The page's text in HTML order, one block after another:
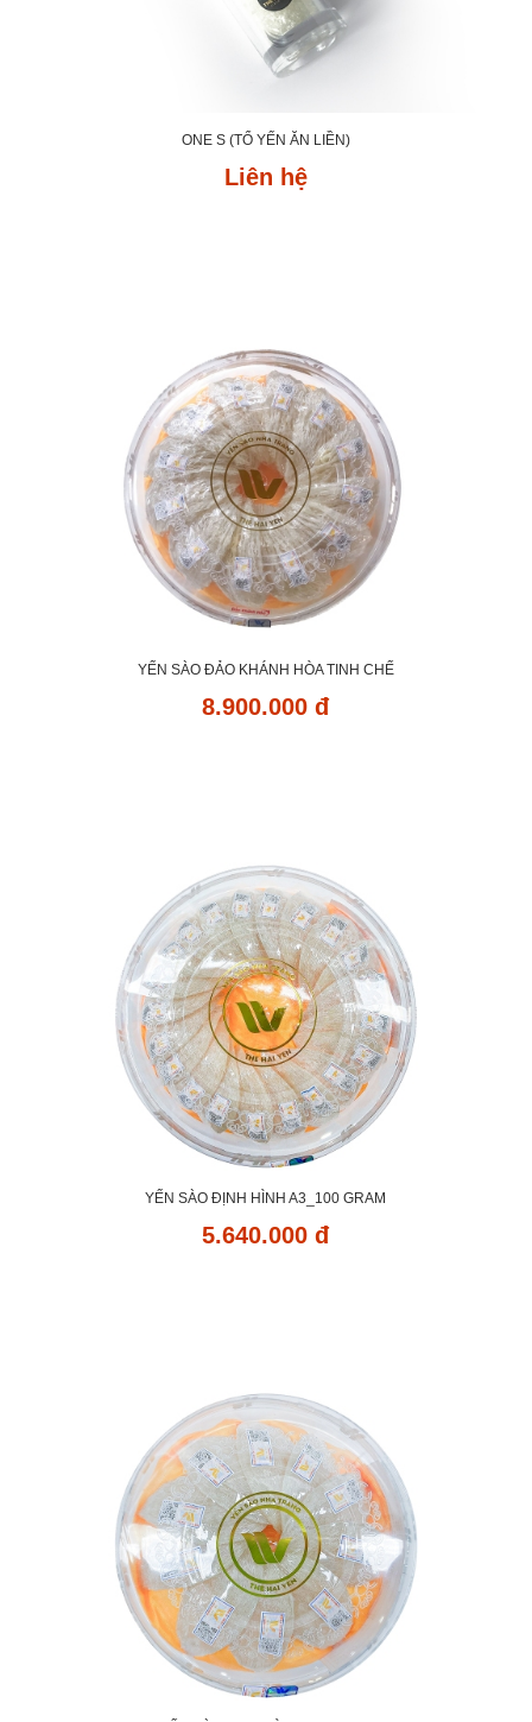
ONE S (TỔ YẾN ĂN LIỀN)
Liên hệ
YẾN SÀO ĐẢO KHÁNH HÒA TINH CHẾ
8.900.000 đ
YẾN SÀO ĐỊNH HÌNH A3_100 GRAM
5.640.000 đ